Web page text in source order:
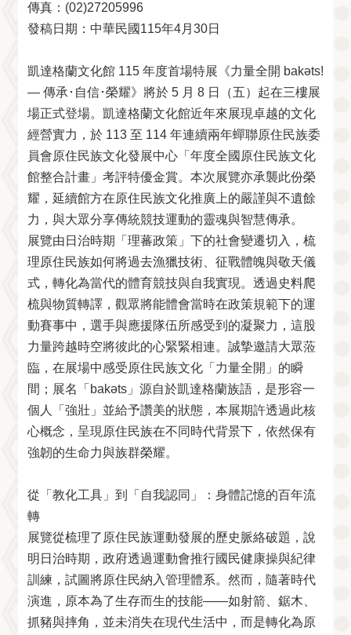
傳真：(02)27205996
發稿日期：中華民國115年4月30日
凱達格蘭文化館 115 年度首場特展《力量全開 bakəts!
— 傳承･自信･榮耀》將於 5 月 8 日（五）起在三樓展
場正式登場。凱達格蘭文化館近年來展現卓越的文化
經營實力，於 113 至 114 年連續兩年蟬聯原住民族委
員會原住民族文化發展中心「年度全國原住民族文化
館整合計畫」考評特優金賞。本次展覽亦承襲此份榮
耀，延續館方在原住民族文化推廣上的嚴謹與不遺餘
力，與大眾分享傳統競技運動的靈魂與智慧傳承。
展覽由日治時期「理蕃政策」下的社會變遷切入，梳
理原住民族如何將過去漁獵技術、征戰體魄與敬天儀
式，轉化為當代的體育競技與自我實現。透過史料爬
梳與物質轉譯，觀眾將能體會當時在政策規範下的運
動賽事中，選手與應援隊伍所感受到的凝聚力，這股
力量跨越時空將彼此的心緊緊相連。誠摯邀請大眾蒞
臨，在展場中感受原住民族文化「力量全開」的瞬
間；展名「bakəts」源自於凱達格蘭族語，是形容一
個人「強壯」並給予讚美的狀態，本展期許透過此核
心概念，呈現原住民族在不同時代背景下，依然保有
強韌的生命力與族群榮耀。
從「教化工具」到「自我認同」：身體記憶的百年流
轉
展覽從梳理了原住民族運動發展的歷史脈絡破題，說
明日治時期，政府透過運動會推行國民健康操與紀律
訓練，試圖將原住民納入管理體系。然而，隨著時代
演進，原本為了生存而生的技能——如射箭、鋸木、
抓豬與摔角，並未消失在現代生活中，而是轉化為原